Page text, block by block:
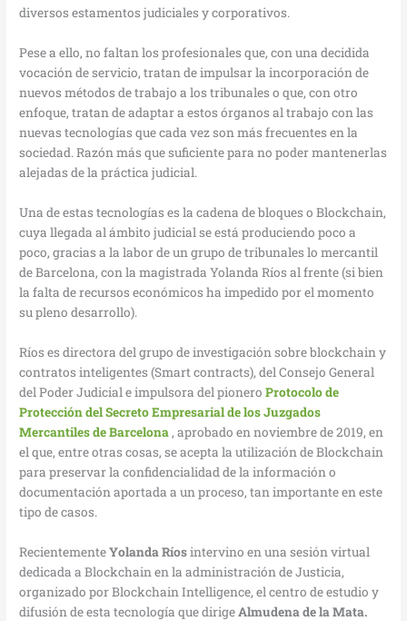
diversos estamentos judiciales y corporativos.
Pese a ello, no faltan los profesionales que, con una decidida
vocación de servicio, tratan de impulsar la incorporación de
nuevos métodos de trabajo a los tribunales o que, con otro
enfoque, tratan de adaptar a estos órganos al trabajo con las
nuevas tecnologías que cada vez son más frecuentes en la
sociedad. Razón más que suficiente para no poder mantenerlas
alejadas de la práctica judicial.
Una de estas tecnologías es la cadena de bloques o Blockchain,
cuya llegada al ámbito judicial se está produciendo poco a
poco, gracias a la labor de un grupo de tribunales lo mercantil
de Barcelona, con la magistrada Yolanda Ríos al frente (si bien
la falta de recursos económicos ha impedido por el momento
su pleno desarrollo).
Ríos es directora del grupo de investigación sobre blockchain y
contratos inteligentes (Smart contracts), del Consejo General
del Poder Judicial e impulsora del pioneroProtocolo de
Protección del Secreto Empresarial de los Juzgados
Mercantiles de Barcelona, aprobado en noviembre de 2019, en
el que, entre otras cosas, se acepta la utilización de Blockchain
para preservar la confidencialidad de la información o
documentación aportada a un proceso, tan importante en este
tipo de casos.
RecientementeYolanda Ríosintervino en una sesión virtual
dedicada a Blockchain en la administración de Justicia,
organizado por Blockchain Intelligence, el centro de estudio y
difusión de esta tecnología que dirigeAlmudena de la Mata.